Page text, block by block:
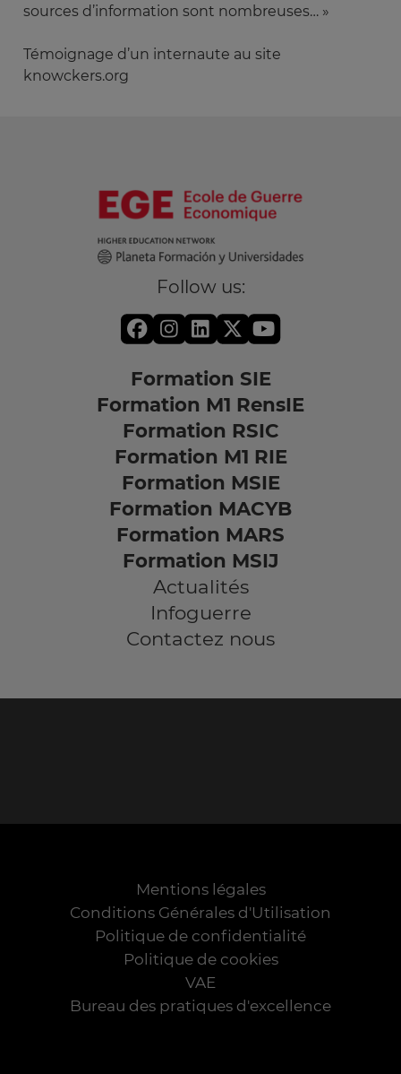
sources d’information sont nombreuses… »
Témoignage d’un internaute au site
knowckers.org
Follow us:
Formation SIE
Formation M1 RensIE
Formation RSIC
Formation M1 RIE
Formation MSIE
Formation MACYB
Formation MARS
Formation MSIJ
Actualités
Infoguerre
Contactez nous
Mentions légales
Conditions Générales d'Utilisation
Politique de confidentialité
Politique de cookies
VAE
Bureau des pratiques d'excellence